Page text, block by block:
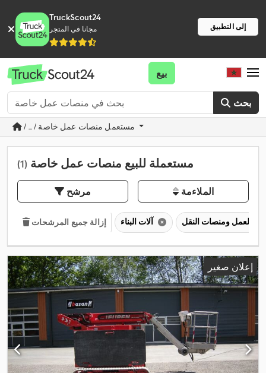
TruckScout24
مجانا في المتجر إلى التطبيق
بحث
بيع
مستعملة للبيع منصات عمل خاصة (1)
مرشح الملاءمة
إزالة جميع المرشحات آلات البناء
إعلان صغير